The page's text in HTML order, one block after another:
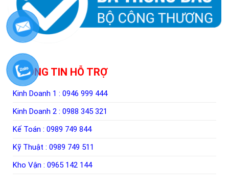
THÔNG TIN HỖ TRỢ
Kinh Doanh 1 : 0946 999 444
Kinh Doanh 2 : 0988 345 321
Kế Toán : 0989 749 844
Kỹ Thuật : 0989 749 511
Kho Vận : 0965 142 144